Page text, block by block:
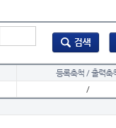
등록축척 / 출력축
/